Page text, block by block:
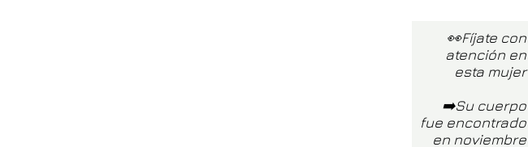
👀Fíjate con
atención en
esta mujer
➡️Su cuerpo
fue encontrado
en noviembre